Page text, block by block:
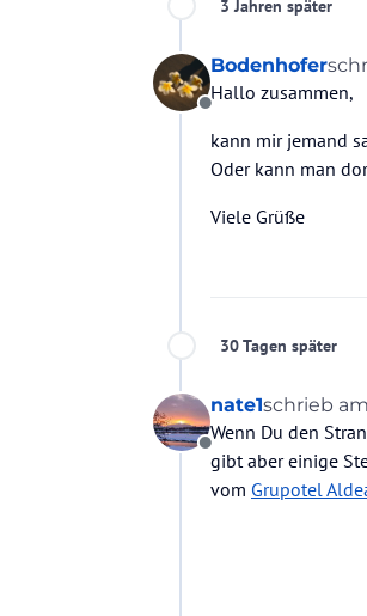
3 Jahren später
Offline
Bodenhofer
Hallo zusammen,
kann mir jemand
Oder kann man
Viele Grüße
30 Tagen später
Offline
nate1schrieb am
zuletzt
Wenn Du den
gibt aber einige
vom Grupotel